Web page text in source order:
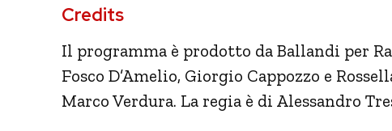
Credits
Il programma è prodotto da Ballandi per
Fosco D’Amelio, Giorgio Cappozzo e
Marco Verdura. La regia è di Alessandro